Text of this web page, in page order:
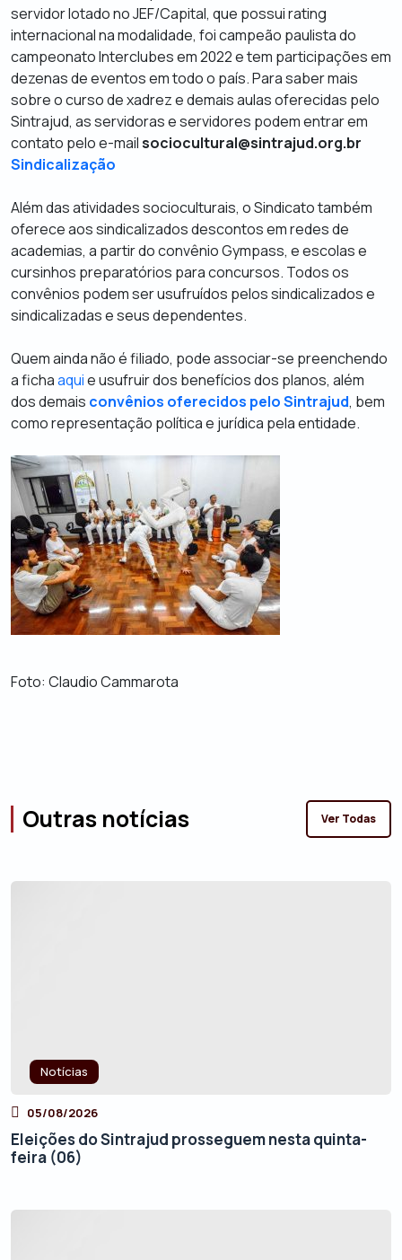
servidor lotado no JEF/Capital, que possuirating
internacional na modalidade, foi campeão paulista do
campeonato Interclubes em 2022 e tem participações em
dezenas de eventos em todo o país. Para saber mais
sobre o curso de xadrez e demais aulas oferecidas pelo
Sintrajud, as servidoras e servidores podem entrar em
contato pelo e-mailsociocultural@sintrajud.org.br
Sindicalização
Além das atividadessocioculturais, o Sindicato também
oferece aos sindicalizados descontos em redes de
academias, a partir do convênio Gympass, e escolas e
cursinhos preparatórios para concursos. Todos os
convênios podem ser usufruídos pelos sindicalizados e
sindicalizadas e seus dependentes.
Quem ainda não é filiado, pode associar-se preenchendo
a fichaaquie usufruir dos benefícios dos planos, além
dos demais convênios oferecidos pelo Sintrajud, bem
como representação política e jurídica pela entidade.
Foto: Claudio Cammarota
Outras notícias Ver Todas
Notícias
05/08/2026
Eleições do Sintrajud prosseguem nesta quinta-
feira (06)